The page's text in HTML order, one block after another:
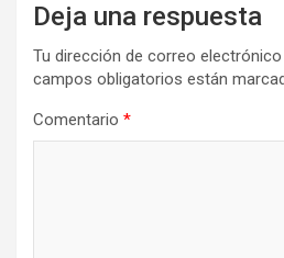
Deja una respuesta
Tu dirección de correo
campos obligatorios están
Comentario *